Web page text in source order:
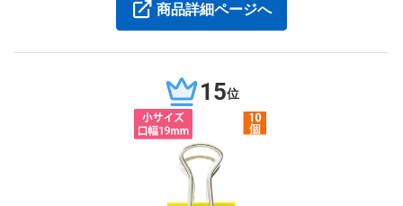
商品詳細ページへ
15位